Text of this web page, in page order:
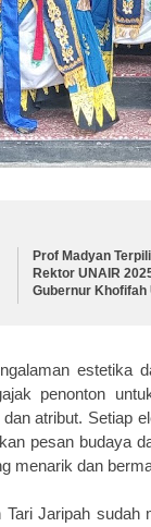
Prof Madyan
Rektor UNAIR
Gubernur Khofifah
estetika
penonton
atribut. Setiap
pesan budaya
menarik dan
Jaripah